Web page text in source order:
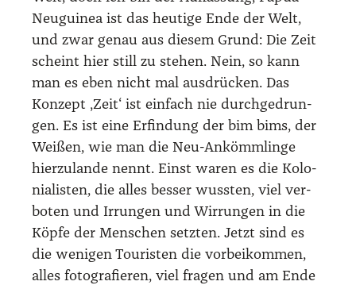
Neu­gui­nea ist das heu­ti­ge Ende der Welt,
und zwar genau aus die­sem Grund: Die Zeit
scheint hier still zu ste­hen. Nein, so kann
man es eben nicht mal aus­drü­cken. Das
Kon­zept ‚Zeit‘ ist ein­fach nie durch­ge­drun­
gen. Es ist eine Erfin­dung der bim bims, der
Wei­ßen, wie man die Neu-Ankömm­lin­ge
hier­zu­lan­de nennt. Einst waren es die Kolo­
nia­lis­ten, die alles bes­ser wuss­ten, viel ver­
bo­ten und Irrun­gen und Wir­run­gen in die
Köp­fe der Men­schen setz­ten. Jetzt sind es
die weni­gen Tou­ris­ten die vor­bei­kom­men,
alles foto­gra­fie­ren, viel fra­gen und am Ende